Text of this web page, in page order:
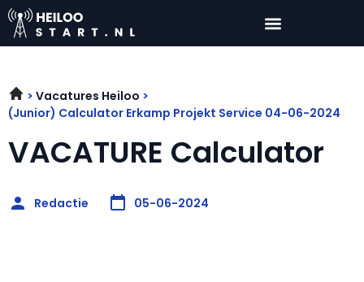
Vacatures Heiloo
(Junior) Calculator Erkamp Projekt Service 04-06-2024
VACATURE Calculator
Redactie 05-06-2024